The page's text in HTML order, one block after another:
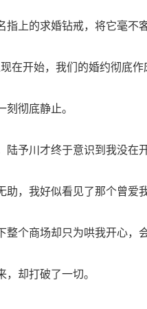
上的求婚钻戒，将它毫不
开始，我们的婚约彻底作
彻底静止。
予川才终于意识到我没在
，我好似看见了那个曾爱
个商场却只为哄我开心，
却打破了一切。